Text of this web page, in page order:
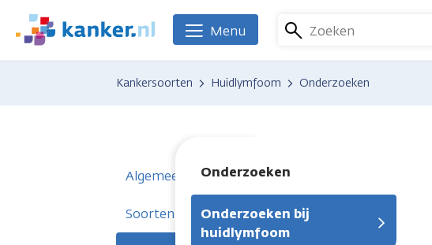
naar
We
zijn
Zoeken
Menu
Kankersoorten Huidlymfoom Onderzoeken
Algemeen
Soorten huidlymfoom
Onderzoeken
Onderzoeken bij
huidlymfoom